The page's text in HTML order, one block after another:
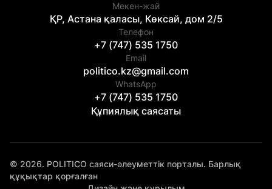
Мекен-жай
ҚР, Астана қаласы, Көксай, дом 2/5
Телефон
+7 (747) 535 1750
Email
politico.kz@gmail.com
WhatsApp
+7 (747) 535 1750
Құпиялық саясаты
© 2026. POLITICO саяси-әлеуметтік порталы. Барлық
құқықтар қорғалған